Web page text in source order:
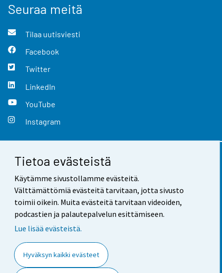
Tietoa evästeistä
Käytämme sivustollamme evästeitä.
Välttämättömiä evästeitä tarvitaan, jotta sivusto
toimii oikein. Muita evästeitä tarvitaan videoiden,
podcastien ja palautepalvelun esittämiseen.
Lue lisää evästeistä.
Hyväksyn kaikki evästeet
Seuraa meitä
Tilaa uutisviesti
Facebook
Twitter
LinkedIn
YouTube
Instagram
Yhteystiedot
Palaute
Käyttöehdot
Saavutettavuus
Tietoa sivustosta